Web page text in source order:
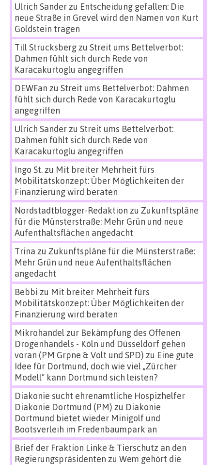
Ulrich Sanderzu Entscheidung gefallen: Die
neue Straße in Grevel wird den Namen von Kurt
Goldstein tragen
Till Strucksbergzu Streit ums Bettelverbot:
Dahmen fühlt sich durch Rede von
Karacakurtoglu angegriffen
DEWFan zu Streit ums Bettelverbot: Dahmen
fühlt sich durch Rede von Karacakurtoglu
angegriffen
Ulrich Sanderzu Streit ums Bettelverbot:
Dahmen fühlt sich durch Rede von
Karacakurtoglu angegriffen
Ingo St.zu Mit breiter Mehrheit fürs
Mobilitätskonzept: Über Möglichkeiten der
Finanzierung wird beraten
Nordstadtblogger-Redaktion zu Zukunftspläne
für die Münsterstraße: Mehr Grün und neue
Aufenthaltsflächen angedacht
Trina zu Zukunftspläne für die Münsterstraße:
Mehr Grün und neue Aufenthaltsflächen
angedacht
Bebbi zu Mit breiter Mehrheit fürs
Mobilitätskonzept: Über Möglichkeiten der
Finanzierung wird beraten
Mikrohandel zur Bekämpfung des Offenen
Drogenhandels - Köln und Düsseldorf gehen
voran (PM Grpne & Volt und SPD) zu Eine gute
Idee für Dortmund, doch wie viel „Zürcher
Modell“ kann Dortmund sich leisten?
Diakonie sucht ehrenamtliche Hospizhelfer
Diakonie Dortmund (PM) zu Diakonie
Dortmund bietet wieder Minigolf und
Bootsverleih im Fredenbaumpark an
Brief der Fraktion Linke & Tierschutz an den
Regierungspräsidenten zu Wem gehört die